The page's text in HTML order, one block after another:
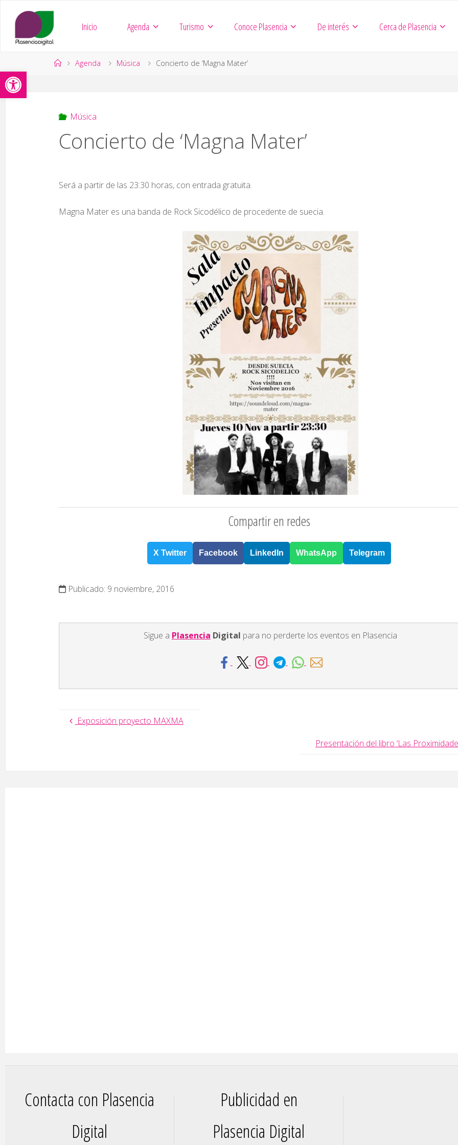
Abrir barra de herramientas
contenido
Inicio Agenda Turismo Conoce Plasencia De interés Cerca de Plasencia
PáginaAgenda Música Concierto de ‘Magna Mater’
Música
Concierto de ‘Magna Mater’
Será a partir de las 23:30 horas, con entrada gratuita.
Magna Mater es una banda de Rock Sicodélico de procedente de suecia.
Compartir en redes
X Twitter Facebook LinkedIn WhatsApp Telegram
Publicado: 9 noviembre, 2016
Sigue a Plasencia Digital para no perderte los eventos en Plasencia
Exposición proyecto MAXMA
Presentación del libro ‘Las
Contacta con Plasencia
Digital
Publicidad en
Plasencia Digital